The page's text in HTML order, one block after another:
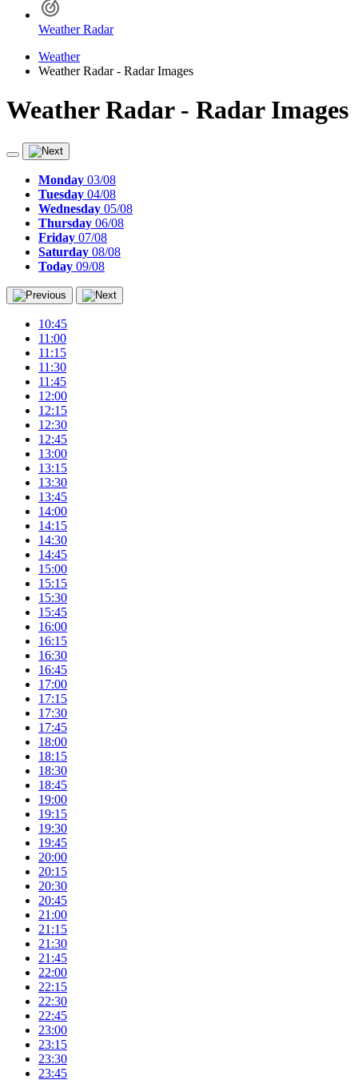
Weather Radar
Weather
Weather Radar - Radar Images
Weather Radar - Radar Images
Monday 03/08
Tuesday 04/08
Wednesday 05/08
Thursday 06/08
Friday 07/08
Saturday 08/08
Today 09/08
10:45
11:00
11:15
11:30
11:45
12:00
12:15
12:30
12:45
13:00
13:15
13:30
13:45
14:00
14:15
14:30
14:45
15:00
15:15
15:30
15:45
16:00
16:15
16:30
16:45
17:00
17:15
17:30
17:45
18:00
18:15
18:30
18:45
19:00
19:15
19:30
19:45
20:00
20:15
20:30
20:45
21:00
21:15
21:30
21:45
22:00
22:15
22:30
22:45
23:00
23:15
23:30
23:45